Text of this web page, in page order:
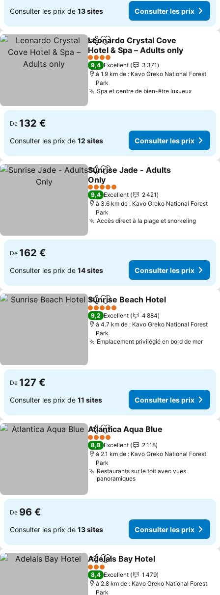
Consulter les prix de 13 sites Consulter les prix
PartagerAjouter à mes favoris
Leonardo Crystal Cove
Hotel & Spa – Adults only
4 Étoiles
9,4 Excellent
3 371
à 1.9 km de : Kavo Greko National Forest
Park
Spa et centre de bien-être luxueux
De 132 €
Consulter les prix de 12 sites Consulter les prix
PartagerAjouter à mes favoris
Sunrise Jade - Adults
Only
5 Étoiles
9,4 Excellent
2 421
à 3.6 km de : Kavo Greko National Forest
Park
Accès direct à la plage et snorkeling
De 162 €
Consulter les prix de 14 sites Consulter les prix
PartagerAjouter à mes favoris
Sunrise Beach Hotel
5 Étoiles
9,2 Excellent
4 884
à 4.7 km de : Kavo Greko National Forest
Park
Emplacement privilégié en bord de mer
De 127 €
Consulter les prix de 11 sites Consulter les prix
PartagerAjouter à mes favoris
Atlantica Aqua Blue
4 Étoiles
8,8 Excellent
2 118
à 2.1 km de : Kavo Greko National Forest
Park
Restaurants sur le toit avec vues
panoramiques
De 96 €
Consulter les prix de 13 sites Consulter les prix
PartagerAjouter à mes favoris
Adelais Bay Hotel
3 Étoiles
8,4 Excellent
1 479
à 2.8 km de : Kavo Greko National Forest
Park